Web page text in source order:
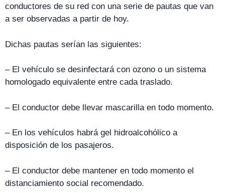
conductores de su red con una serie de pautas que van
a ser observadas a partir de hoy.
Dichas pautas serían las siguientes:
– El vehículo se desinfectará con ozono o un sistema
homologado equivalente entre cada traslado.
– El conductor debe llevar mascarilla en todo momento.
– En los vehículos habrá gel hidroalcohólico a
disposición de los pasajeros.
– El conductor debe mantener en todo momento el
distanciamiento social recomendado.